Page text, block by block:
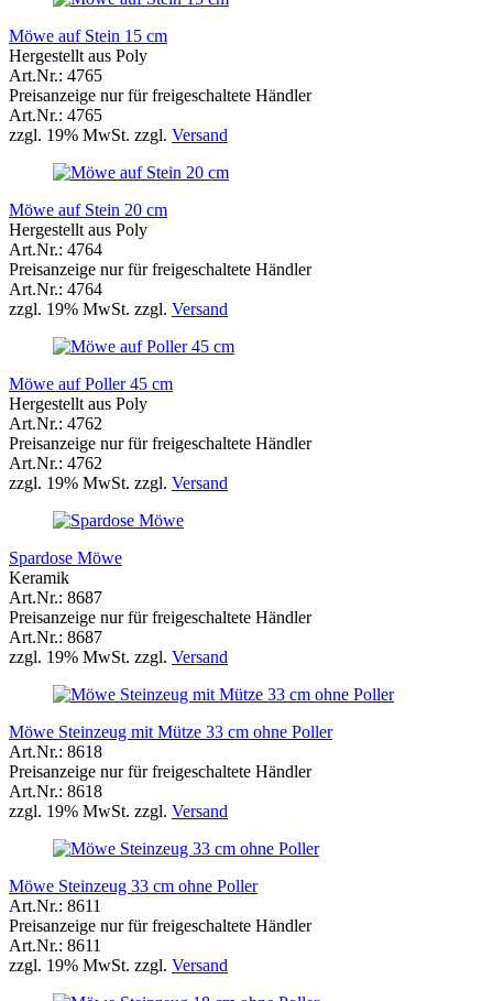
Möwe auf Stein 15 cm
Hergestellt aus Poly
Art.Nr.: 4765
Preisanzeige nur für freigeschaltete Händler
Art.Nr.: 4765
zzgl. 19% MwSt. zzgl. Versand
Möwe auf Stein 20 cm
Hergestellt aus Poly
Art.Nr.: 4764
Preisanzeige nur für freigeschaltete Händler
Art.Nr.: 4764
zzgl. 19% MwSt. zzgl. Versand
Möwe auf Poller 45 cm
Hergestellt aus Poly
Art.Nr.: 4762
Preisanzeige nur für freigeschaltete Händler
Art.Nr.: 4762
zzgl. 19% MwSt. zzgl. Versand
Spardose Möwe
Keramik
Art.Nr.: 8687
Preisanzeige nur für freigeschaltete Händler
Art.Nr.: 8687
zzgl. 19% MwSt. zzgl. Versand
Möwe Steinzeug mit Mütze 33 cm ohne Poller
Art.Nr.: 8618
Preisanzeige nur für freigeschaltete Händler
Art.Nr.: 8618
zzgl. 19% MwSt. zzgl. Versand
Möwe Steinzeug 33 cm ohne Poller
Art.Nr.: 8611
Preisanzeige nur für freigeschaltete Händler
Art.Nr.: 8611
zzgl. 19% MwSt. zzgl. Versand